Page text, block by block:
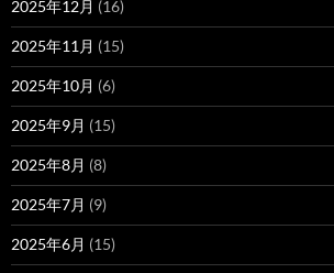
2025年12月 (16)
2025年11月 (15)
2025年10月 (6)
2025年9月 (15)
2025年8月 (8)
2025年7月 (9)
2025年6月 (15)